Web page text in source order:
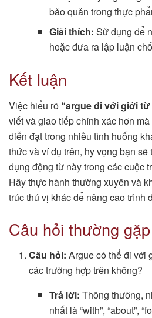
bảo quản trong thực
Giải thích: Sử dụng để
hoặc đưa ra lập luận
Kết luận
Việc hiểu rõ “argue đi với giới từ
viết và giao tiếp chính xác hơn
diễn đạt trong nhiều tình huống
thức và ví dụ trên, hy vọng bạn
dụng động từ này trong các cuộc
Hãy thực hành thường xuyên và
trúc thú vị khác để nâng cao trình
Câu hỏi thường gặp
Câu hỏi: Argue có thể đi với
các trường hợp trên không?
Trả lời: Thông thường,
nhất là “with”, “about”,